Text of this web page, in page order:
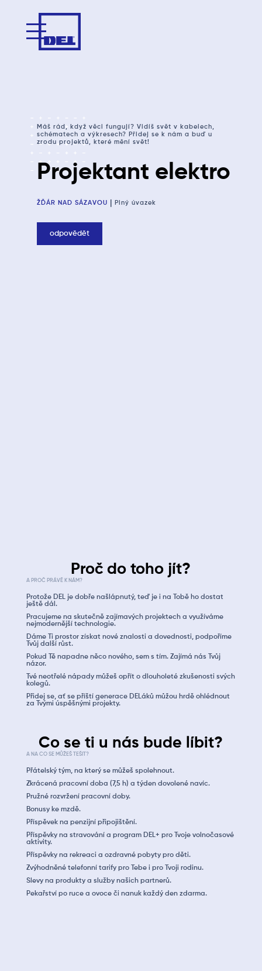
Máš rád, když věci fungují? Vidíš svět v kabelech,
schématech a výkresech? Přidej se k nám a buď u
zrodu projektů, které mění svět!
Projektant elektro
ŽĎÁR NAD SÁZAVOU Plný úvazek
odpovědět
Proč do toho jít?
A PROČ PRÁVĚ K NÁM?
Protože DEL je dobře našlápnutý, teď je i na Tobě ho dostat
ještě dál.
Pracujeme na skutečně zajímavých projektech a využíváme
nejmodernější technologie.
Dáme Ti prostor získat nové znalosti a dovednosti, podpoříme
Tvůj další růst.
Pokud Tě napadne něco nového, sem s tím. Zajímá nás Tvůj
názor.
Tvé neotřelé nápady můžeš opřít o dlouholeté zkušenosti svých
kolegů.
Přidej se, ať se příští generace DELáků můžou hrdě ohlédnout
za Tvými úspěšnými projekty.
Co se ti u nás bude líbit?
A NA CO SE MŮŽEŠ TEŠIT?
Přátelský tým, na který se můžeš spolehnout.
Zkrácená pracovní doba (7,5 h) a týden dovolené navíc.
Pružné rozvržení pracovní doby.
Bonusy ke mzdě.
Příspěvek na penzijní připojištění.
Příspěvky na stravování a program DEL+ pro Tvoje volnočasové
aktivity.
Příspěvky na rekreaci a ozdravné pobyty pro děti.
Zvýhodněné telefonní tarify pro Tebe i pro Tvoji rodinu.
Slevy na produkty a služby našich partnerů.
Pekařství po ruce a ovoce či nanuk každý den zdarma.